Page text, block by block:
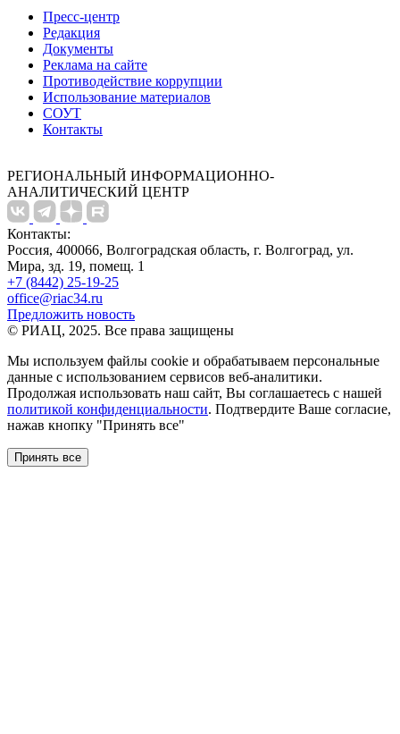
Пресс-центр
Редакция
Документы
Реклама на сайте
Противодействие коррупции
Использование материалов
СОУТ
Контакты
РЕГИОНАЛЬНЫЙ ИНФОРМАЦИОННО-
АНАЛИТИЧЕСКИЙ ЦЕНТР
Контакты:
Россия, 400066, Волгоградская область, г. Волгоград, ул.
Мира, зд. 19, помещ. 1
+7 (8442) 25-19-25
office@riac34.ru
Предложить новость
© РИАЦ, 2025. Все права защищены
Мы используем файлы сookie и обрабатываем персональные
данные с использованием сервисов веб-аналитики.
Продолжая использовать наш сайт, Вы соглашаетесь с нашей
политикой конфиденциальности. Подтвердите Ваше согласие,
нажав кнопку "Принять все"
Принять все